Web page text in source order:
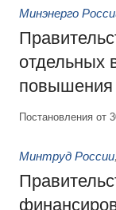
Минэнерго
отдельных
повышения
Постановления
Минтруд России,